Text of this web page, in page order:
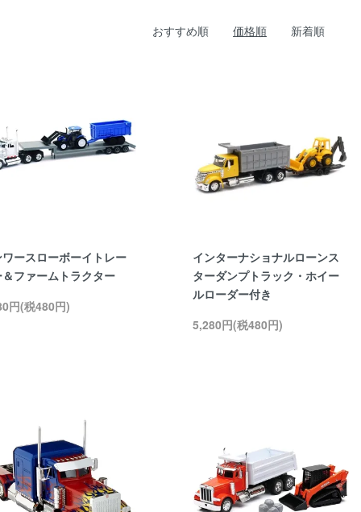
おすすめ順 価格順 新着順
ースローボーイトレー
＆ファームトラクター
円(税480円)
インターナショナルローンス
ターダンプトラック・ホイー
ルローダー付き
5,280円(税480円)